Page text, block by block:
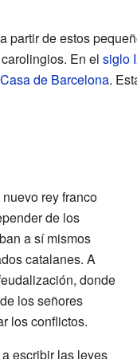
partir de estos
En el siglo
Casa de Barcelona.
rey franco
de los
a sí mismos
catalanes. A
donde
los señores
los conflictos.
escribir las leyes